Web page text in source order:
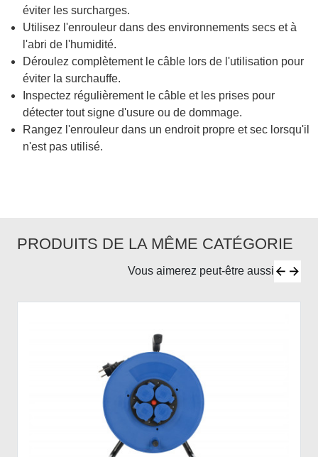
éviter les surcharges.
Utilisez l'enrouleur dans des environnements secs et à
l'abri de l'humidité.
Déroulez complètement le câble lors de l'utilisation pour
éviter la surchauffe.
Inspectez régulièrement le câble et les prises pour
détecter tout signe d'usure ou de dommage.
Rangez l'enrouleur dans un endroit propre et sec lorsqu'il
n'est pas utilisé.
PRODUITS DE LA MÊME CATÉGORIE
Vous aimerez peut-être aussi